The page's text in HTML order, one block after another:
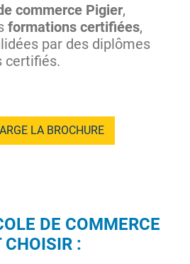
commerce Pigier,
formations certifiées,
par des diplômes
certifiés.
LA BROCHURE
DE COMMERCE
CHOISIR :